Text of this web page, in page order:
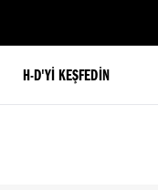
H-D'YI KEŞFEDIN